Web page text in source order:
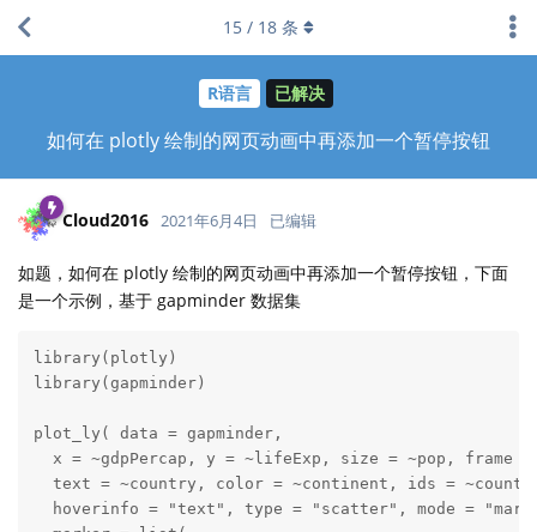
R语言 已解决
如何在 plotly 绘制的网页动画中再添加一个暂停按钮
15 / 18 条
Cloud2016 2021年6月4日 已编辑
如题，如何在 plotly 绘制的网页动画中再添加一个暂停按钮，下面
是一个示例，基于 gapminder 数据集
library(plotly)
library(gapminder)
plot_ly( data = gapminder,
x = ~gdpPercap, y = ~lifeExp, size = ~pop, frame =
text = ~country, color = ~continent, ids =
hoverinfo = "text", type = "scatter", mode =